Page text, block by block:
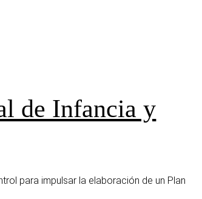
de Infancia y
para impulsar la elaboración de un Plan